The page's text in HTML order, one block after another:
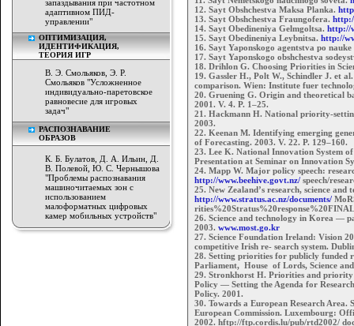
запаздывания при частотном
адаптивном ПИД-
управлении"
ОПТИМИЗАЦИЯ,
ИДЕНТИФИКАЦИЯ,
ТЕОРИЯ ИГР
В. Э. Смольяков, Э. Р.
Смольяков "Усложненное
индивидуально-паретовское
равновесие для игровых
задач"
РАСПОЗНАВАНИЕ
ОБРАЗОВ
К. Б. Булатов, Д. А. Ильин, Д.
В. Полевой, Ю. С. Чернышова
"Проблемы распознавания
машиночитаемых зон с
использованием
малоформатных цифровых
камер мобильных устройств"
12. Sayt Obshchestva Maksa Planka.
13. Sayt Obshchestva Fraungofera.
14. Sayt Obedineniya Gelmgoltsa. http://
15. Sayt Obedineniya Leybnitsa. http://
16. Sayt Yaponskogo agentstva po
17. Sayt Yaponskogo obshchestva
18. Drihlon G. Choosing Priorities in
19. Gassler H., Polt W., Schindler J. et
comparison. Wien: Institute fuer
20. Gruening G. Origin and theoretical
2001. V. 4. P. 1–25.
21. Hackmann H. National priority-
2003.
22. Keenan M. Identifying emerging
of Forecasting. 2003. V. 22. P. 129–160.
23. Lee K. National Innovation System
Presentation at Seminar on Innovation
24. Mapp W. Major policy speech:
http://www.beehive.govt.nz/ speech/
25. New Zealand’s research, science
http://www.stratus.ac.nz/documents/
26. Science and technology in Korea —
2003. www.most.go.kr
27. Science Foundation Ireland: Vision
competitive Irish re- search system.
28. Setting priorities for publicly
Parliament, House of Lords, Science
29. Stronkhorst H. Priorities and priority
Policy — Setting the Agenda for
Policy. 2001.
30. Towards a European Research Area.
European Commission. Luxembourg:
2002. hftp://ftp.cordis.lu/pub/rtd2002/